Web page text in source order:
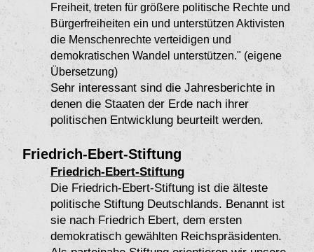
Freiheit, treten für größere politische Rechte und
Bürgerfreiheiten ein und unterstützen Aktivisten
die Menschenrechte verteidigen und
demokratischen Wandel unterstützen." (eigene
Übersetzung)
Sehr interessant sind die Jahresberichte in
denen die Staaten der Erde nach ihrer
politischen Entwicklung beurteilt werden.
Friedrich-Ebert-Stiftung
Friedrich-Ebert-Stiftung
Die Friedrich-Ebert-Stiftung ist die älteste
politische Stiftung Deutschlands. Benannt ist
sie nach Friedrich Ebert, dem ersten
demokratisch gewählten Reichspräsidenten.